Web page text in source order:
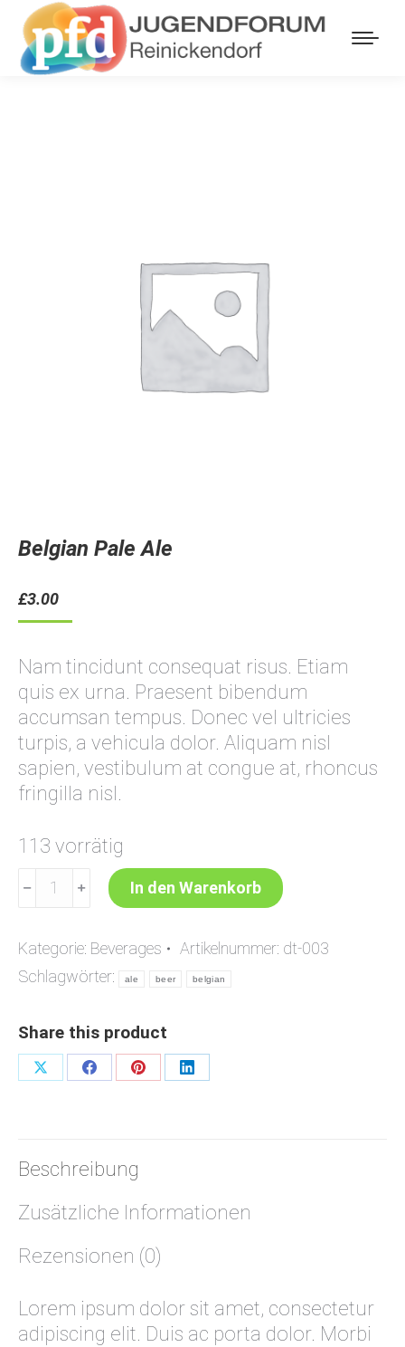
Belgian Pale Ale
£3.00
Nam tincidunt consequat risus. Etiam
quis ex urna. Praesent bibendum
accumsan tempus. Donec vel ultricies
turpis, a vehicula dolor. Aliquam nisl
sapien, vestibulum at congue at, rhoncus
fringilla nisl.
113 vorrätig
Belgian
Pale
Menge
﹣ ﹢ In den Warenkorb
Kategorie: Beverages Artikelnummer: dt-003
Schlagwörter:
ale beer belgian
Share this product
Share
Share
Share
Share
Beschreibung
Zusätzliche Informationen
Rezensionen (0)
Lorem ipsum dolor sit amet, consectetur
adipiscing elit. Duis ac porta dolor. Morbi